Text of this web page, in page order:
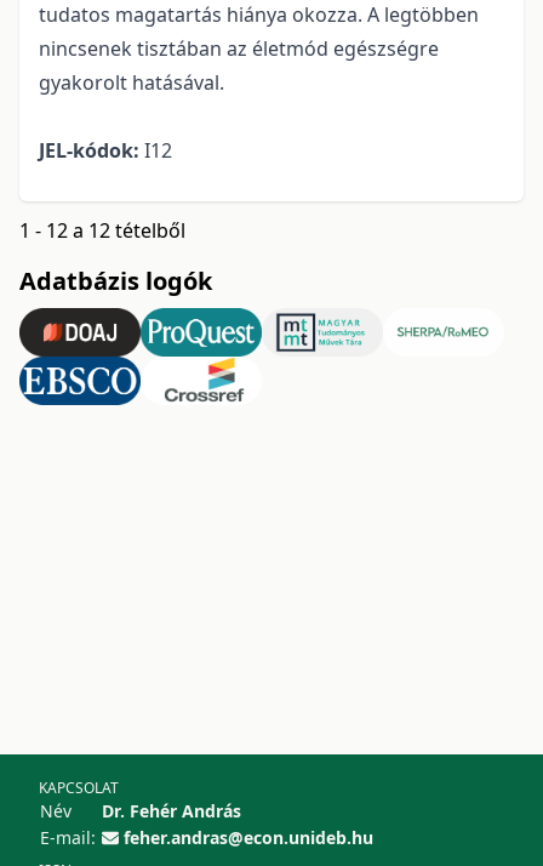
tudatos magatartás hiánya okozza. A legtöbben
nincsenek tisztában az életmód egészségre
gyakorolt hatásával.
JEL-kódok: I12
1 - 12 a 12 tételből
Adatbázis logók
KAPCSOLAT
Név
Dr. Fehér András
E-mail:
feher.andras@econ.unideb.hu